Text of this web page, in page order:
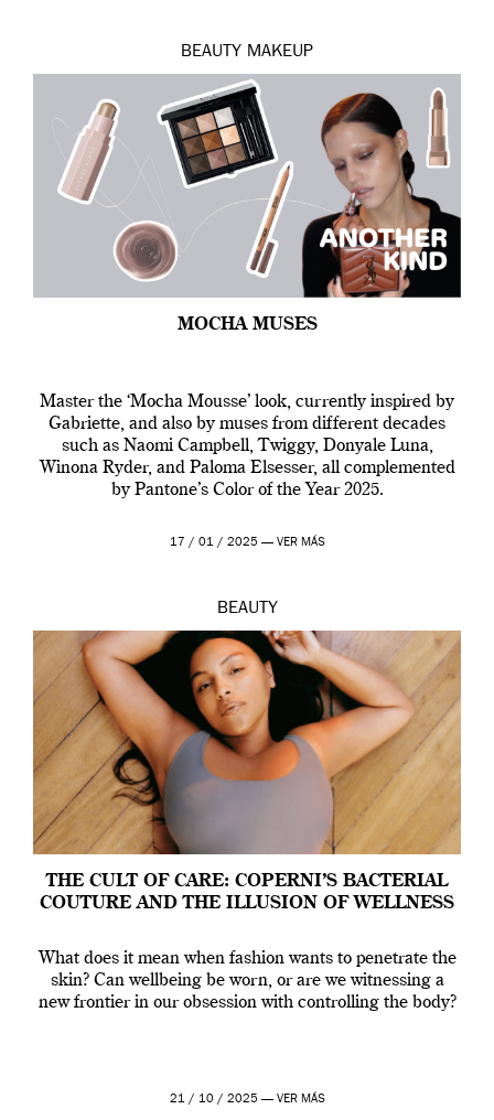
BEAUTY MAKEUP
MOCHA MUSES
Master the ‘Mocha Mousse’ look, currently inspired by
Gabriette, and also by muses from different decades
such as Naomi Campbell, Twiggy, Donyale Luna,
Winona Ryder, and Paloma Elsesser, all complemented
by Pantone’s Color of the Year 2025.
17 / 01 / 2025 — VER MÁS
BEAUTY
THE CULT OF CARE: COPERNI’S BACTERIAL
COUTURE AND THE ILLUSION OF WELLNESS
What does it mean when fashion wants to penetrate the
skin? Can wellbeing be worn, or are we witnessing a
new frontier in our obsession with controlling the body?
21 / 10 / 2025 — VER MÁS